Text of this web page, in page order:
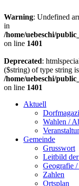
Warning: Undefined
in
/home/uebeschi/
on line 1401
Deprecated:
($string) of type string
/home/uebeschi/
on line 1401
Aktuell
Wahlen /
Gemeinde
Grusswort
Leitbild
Geografie
Zahlen
Ortsplan